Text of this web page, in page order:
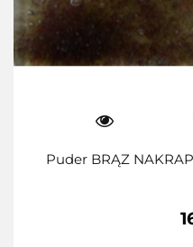
Puder BRĄZ